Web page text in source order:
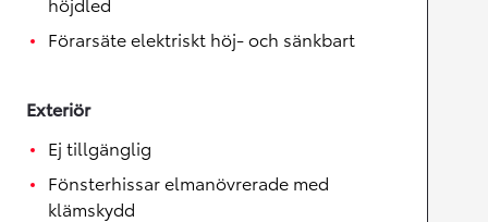
Förarsäte elektriskt höj- och sänkbart
Exteriör
Ej tillgänglig
Fönsterhissar elmanövrerade med
klämskydd